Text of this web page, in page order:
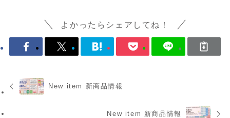
よかったらシェアしてね！
New item 新商品情報
New item 新商品情報